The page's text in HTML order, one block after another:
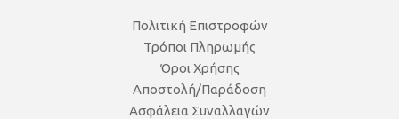
Πολιτική Επιστροφών
Τρόποι Πληρωμής
Όροι Χρήσης
Αποστολή/Παράδοση
Ασφάλεια Συναλλαγών